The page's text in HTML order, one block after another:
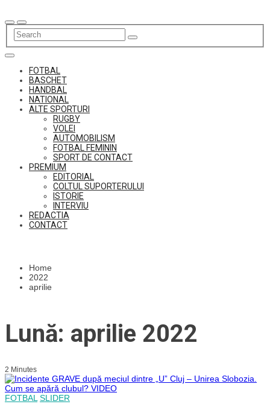
to
content
FOTBAL
BASCHET
HANDBAL
NATIONAL
ALTE SPORTURI
RUGBY
VOLEI
AUTOMOBILISM
FOTBAL FEMININ
SPORT DE CONTACT
PREMIUM
EDITORIAL
COLTUL SUPORTERULUI
ISTORIE
INTERVIU
REDACTIA
CONTACT
Home
2022
aprilie
Lună: aprilie 2022
2 Minutes
FOTBAL SLIDER